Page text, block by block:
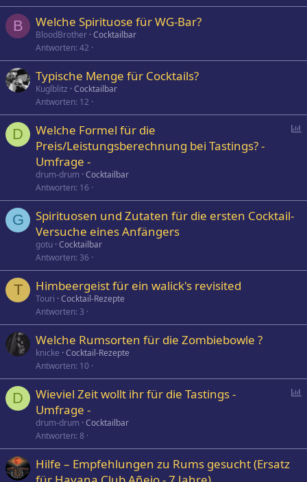
B Welche Spirituose für WG-Bar?
BloodBrother Cocktailbar
Antworten 42
Typische Menge für Cocktails?
Kuglblitz Cocktailbar
Antworten 12
D
Welche Formel für die
Preis/Leistungsberechnung bei Tastings? -
Umfrage -
drum-drum Cocktailbar
Antworten 16
G
Spirituosen und Zutaten für die ersten Cocktail-
Versuche eines Anfängers
gotu Cocktailbar
Antworten 36
T Himbeergeist für ein walick's revisited
Touri Cocktail-Rezepte
Antworten 3
Welche Rumsorten für die Zombiebowle ?
knicke Cocktail-Rezepte
Antworten 10
D
Wieviel Zeit wollt ihr für die Tastings -
Umfrage -
drum-drum Cocktailbar
Antworten 8
Hilfe – Empfehlungen zu Rums gesucht (Ersatz